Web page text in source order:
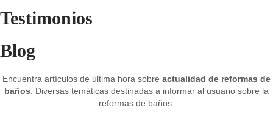
Testimonios
Blog
Encuentra artículos de última hora sobre actualidad de reformas de
baños. Diversas temáticas destinadas a informar al usuario sobre la
reformas de baños.